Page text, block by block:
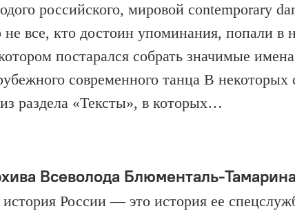
российского, мировой contemporary
все, кто достоин упоминания, попали в
постарался собрать значимые имена
современного танца В некоторых
раздела «Тексты», в которых…
Всеволода Блюменталь-Тамарина
России — это история ее